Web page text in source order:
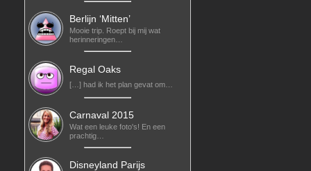
Berlijn ‘Mitten’
Mooie trip. Roept bij mij wat
herinneringen…
Regal Oaks
[…] had ik het plan gevat om…
Carnaval 2015
Wat een leuke foto's! En een
prachtig…
Disneyland Parijs